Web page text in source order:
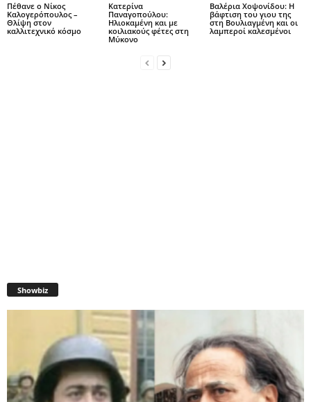
Πέθανε ο Νίκος
Καλογερόπουλος –
Θλίψη στον
καλλιτεχνικό κόσμο
Κατερίνα
Παναγοπούλου:
Ηλιοκαμένη και με
κοιλιακούς φέτες στη
Μύκονο
Βαλέρια Χοψονίδου: Η
βάφτιση του γιου της
στη Βουλιαγμένη και οι
λαμπεροί καλεσμένοι
Showbiz